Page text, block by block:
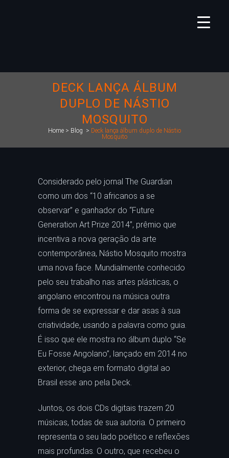
DECK LANÇA ÁLBUM
DUPLO DE NÁSTIO
MOSQUITO
Home > Blog > Deck lança álbum duplo de Nástio
Mosquito
Considerado pelo jornal The Guardian
como um dos “10 africanos a se
observar” e ganhador do “Future
Generation Art Prize 2014”, prêmio que
incentiva a nova geração da arte
contemporânea, Nástio Mosquito mostra
uma nova face. Mundialmente conhecido
pelo seu trabalho nas artes plásticas, o
angolano encontrou na música outra
forma de se expressar e dar asas à sua
criatividade, usando a palavra como guia.
É isso que ele mostra no álbum duplo “Se
Eu Fosse Angolano”, lançado em 2014 no
exterior, chega em formato digital ao
Brasil esse ano pela Deck.
Juntos, os dois CDs digitais trazem 20
músicas, todas de sua autoria. O primeiro
representa o seu lado poético e reflexões
mais profundas. O outro, que recebeu o